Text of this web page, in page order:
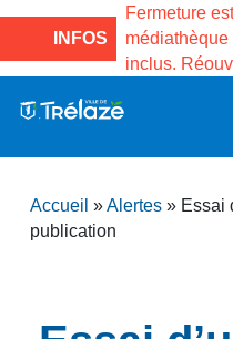
INFOS
la Maison des
de Gama du
Fermeture
inclus.
Projets
– Jumelage
Accueil »Alertes » Essai
publication